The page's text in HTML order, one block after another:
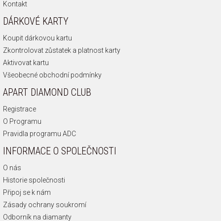
Kontakt
DÁRKOVÉ KARTY
Koupit dárkovou kartu
Zkontrolovat zůstatek a platnost karty
Aktivovat kartu
Všeobecné obchodní podmínky
APART DIAMOND CLUB
Registrace
O Programu
Pravidla programu ADC
INFORMACE O SPOLEČNOSTI
O nás
Historie společnosti
Připoj se k nám
Zásady ochrany soukromí
Odborník na diamanty